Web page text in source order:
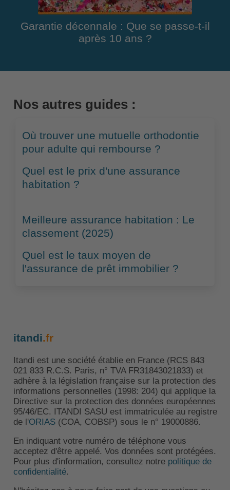
Garantie décennale : Que se passe-t-il
après 10 ans ?
Nos autres guides :
Où trouver une mutuelle orthodontie
pour adulte qui rembourse ?
Quel est le prix d'une assurance
habitation ?
Meilleure assurance habitation : Le
classement (2025)
Quel est le taux moyen de
l'assurance de prêt immobilier ?
itandi.fr
Itandi est une société établie en France (RCS 843
021 833 R.C.S. Paris, n° TVA FR31843021833) et
adhère à la législation française sur la protection des
informations personnelles (1998: 204) qui applique la
Directive sur la protection des données européennes
95/46/EC. ITANDI SASU est immatriculée au registre
de l'ORIAS(COA, COBSP) sous le n° 19000886.
En indiquant votre numéro de téléphone vous
acceptez d'être appelé. Vos données sont protégées.
Pour plus d'information, consultez notre politique de
confidentialité.